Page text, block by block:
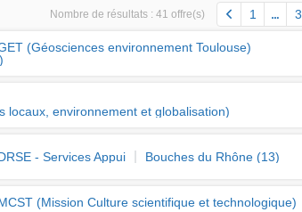
Nombre de résultats : 41 offre(s) 1 3
(Géosciences environnement Toulouse)
locaux, environnement et globalisation)
- Services Appui Bouches du Rhône (13)
(Mission Culture scientifique et technologique)